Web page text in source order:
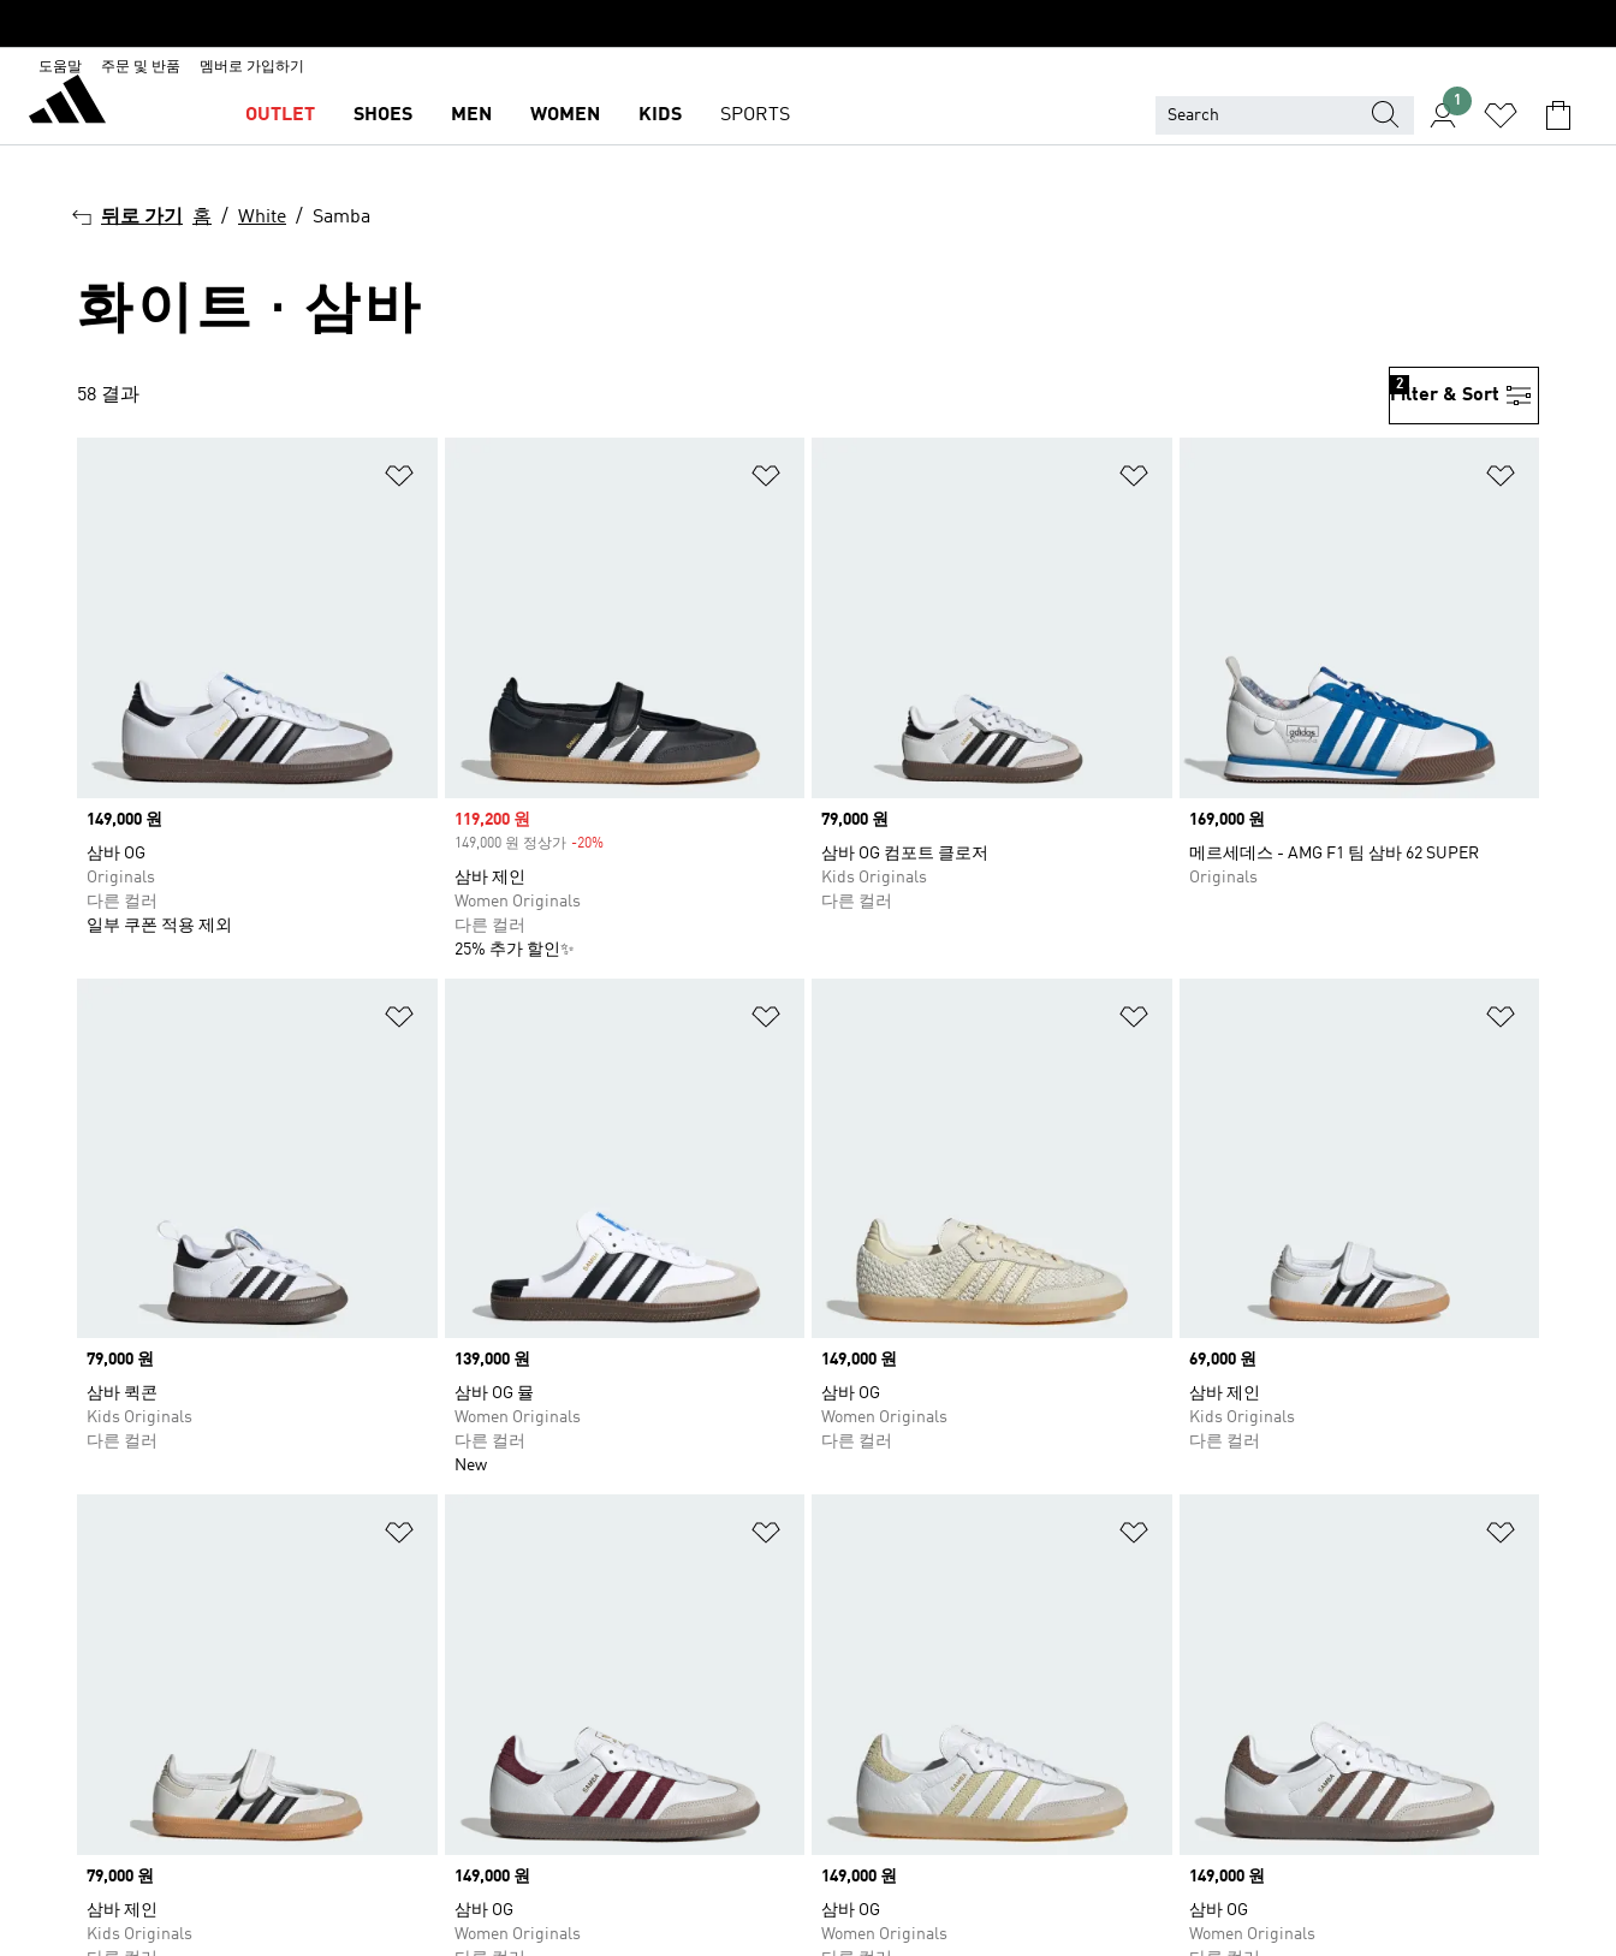
도움말 주문 및 반품 멤버로 가입하기
OUTLET SHOES MEN WOMEN KIDS SPORTS
1
뒤로 가기 홈 White Samba
화이트 · 삼바
58 결과 Filter & Sort
2
Price
149,000 원
삼바 OG
Originals
다른 컬러
일부 쿠폰 적용 제외
Sale price
119,200 원
149,000 원 정상가 -20%Discount
삼바 제인
Women Originals
다른 컬러
25% 추가 할인✨
Price
79,000 원
삼바 OG 컴포트 클로저
Kids Originals
다른 컬러
Price
169,000 원
메르세데스 - AMG F1 팀 삼바 62 SUPER
Originals
Price
79,000 원
삼바 퀵콘
Kids Originals
다른 컬러
Price
139,000 원
삼바 OG 뮬
Women Originals
다른 컬러
New
Price
149,000 원
삼바 OG
Women Originals
다른 컬러
Price
69,000 원
삼바 제인
Kids Originals
다른 컬러
Price
79,000 원
삼바 제인
Kids Originals
Price
149,000 원
삼바 OG
Women Originals
Price
149,000 원
삼바 OG
Women Originals
Price
149,000 원
삼바 OG
Women Originals